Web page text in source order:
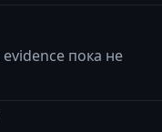
пока не